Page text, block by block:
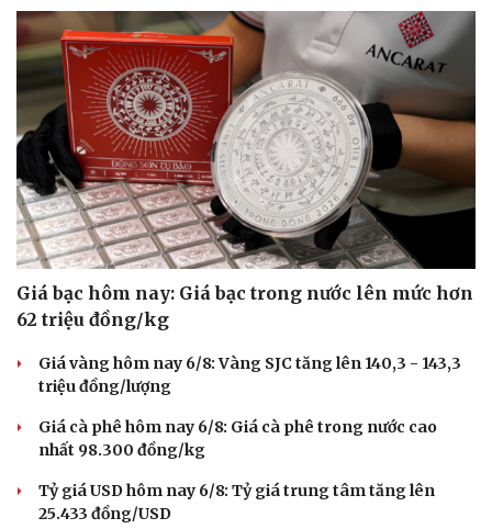
Giá bạc hôm nay: Giá bạc trong nước lên mức hơn
62 triệu đồng/kg
Giá vàng hôm nay 6/8: Vàng SJC tăng lên 140,3 - 143,3
triệu đồng/lượng
Giá cà phê hôm nay 6/8: Giá cà phê trong nước cao
nhất 98.300 đồng/kg
Tỷ giá USD hôm nay 6/8: Tỷ giá trung tâm tăng lên
25.433 đồng/USD